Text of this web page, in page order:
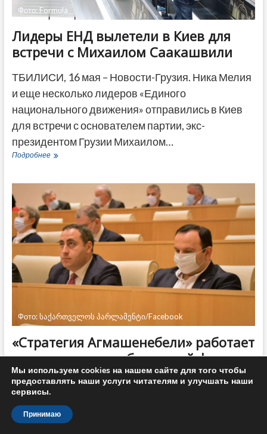
Фото: Formula
Лидеры ЕНД вылетели в Киев для
встречи с Михаилом Саакашвили
ТБИЛИСИ, 16 мая – Новости-Грузия. Ника Мелия
и еще несколько лидеров «Единого
национального движения» отправились в Киев
для встречи с основателем партии, экс-
президентом Грузии Михаилом…
ПодробнееЛидеры
Киев
для
встречи
с
Михаилом
Саакашвили
Фото: საქართველოს პარლამენტი/Facebook
«Стратегия Агмашенебели» работает
над созданием собственной фракции
в парламенте
ТБИЛИСИ, 14 мая – Новости-
Грузия. Оппозиционная партия «Стратегия
Мы используем cookies на нашем сайте для того чтобы
предоставлять наши услуги читателям и улучшать наши
сервисы.
Принимаю